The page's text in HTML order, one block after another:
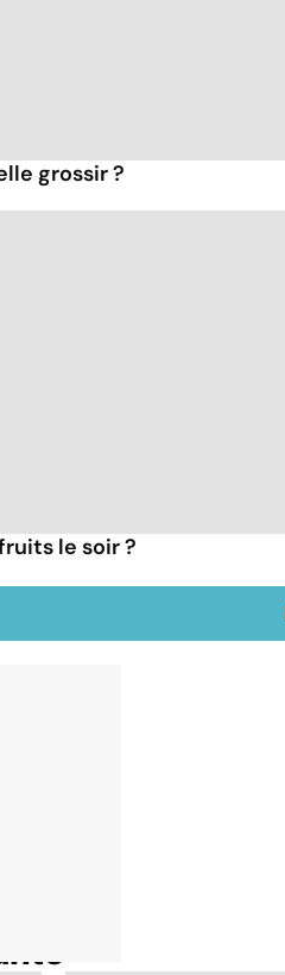
grossir ?
le soir ?